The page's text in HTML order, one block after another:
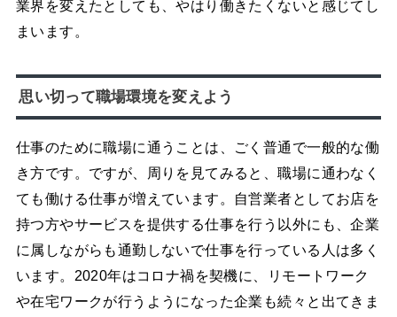
業界を変えたとしても、やはり働きたくないと感じてし
まいます。
思い切って職場環境を変えよう
仕事のために職場に通うことは、ごく普通で一般的な働
き方です。ですが、周りを見てみると、職場に通わなく
ても働ける仕事が増えています。自営業者としてお店を
持つ方やサービスを提供する仕事を行う以外にも、企業
に属しながらも通勤しないで仕事を行っている人は多く
います。2020年はコロナ禍を契機に、リモートワーク
や在宅ワークが行うようになった企業も続々と出てきま